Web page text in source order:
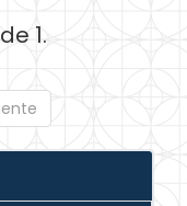
1.